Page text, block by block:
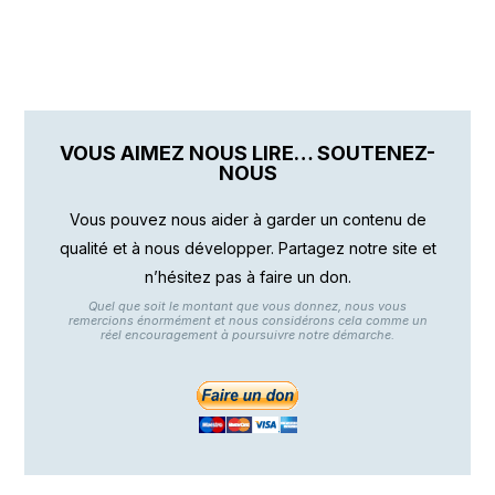
VOUS AIMEZ NOUS LIRE… SOUTENEZ-
NOUS
Vous pouvez nous aider à garder un contenu de
qualité et à nous développer. Partagez notre site et
n’hésitez pas à faire un don.
Quel que soit le montant que vous donnez, nous vous
remercions énormément et nous considérons cela comme un
réel encouragement à poursuivre notre démarche.